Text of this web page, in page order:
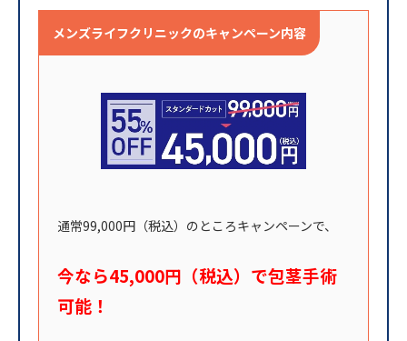
メンズライフクリニックのキャンペーン内容
通常99,000円（税込）のところキャンペーンで、
今なら45,000円（税込）で包茎手術
可能！